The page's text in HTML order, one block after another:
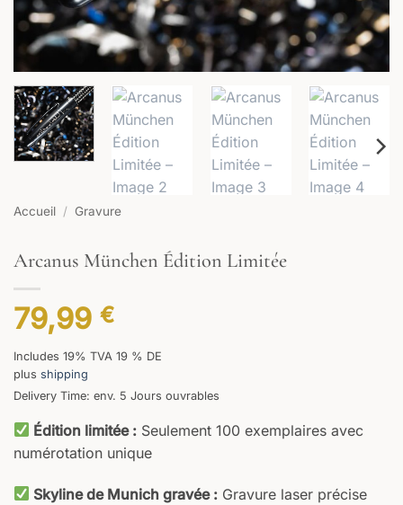
Accueil / Gravure
Arcanus München Édition Limitée
79,99 €
Includes 19% TVA 19 % DE
plus shipping
Delivery Time: env. 5 Jours ouvrables
Édition limitée : Seulement 100 exemplaires avec
numérotation unique
Skyline de Munich gravée : Gravure laser précise